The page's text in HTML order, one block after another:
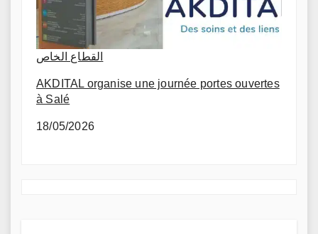
القطاع الخاص
AKDITAL organise une journée portes ouvertes
à Salé
18/05/2026